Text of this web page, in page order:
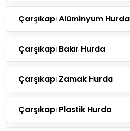
Çarşıkapı Alüminyum Hurda
Çarşıkapı Bakır Hurda
Çarşıkapı Zamak Hurda
Çarşıkapı Plastik Hurda